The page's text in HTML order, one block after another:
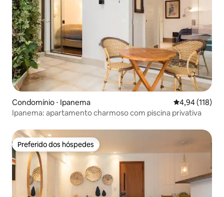
Condomínio ⋅ Ipanema 4,94 de uma
4,94 (118)
Ipanema: apartamento charmoso com piscina privativa
Preferido dos hóspedes
Preferido dos hóspedes